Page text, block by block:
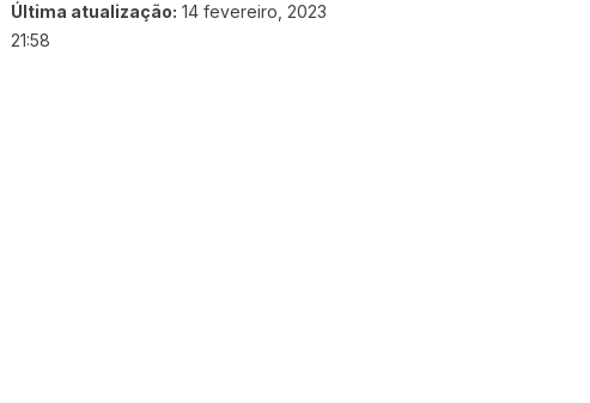
Última atualização: 14 fevereiro, 2023
21:58